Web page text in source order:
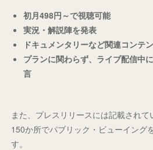
初月498円～で視聴可能
実況・解説陣を発表
ドキュメンタリーなど関連コンテ
プランに関わらず、ライブ配信中
言
また、プレスリリースには記載され
150か所でパブリック・ビューイング
す。